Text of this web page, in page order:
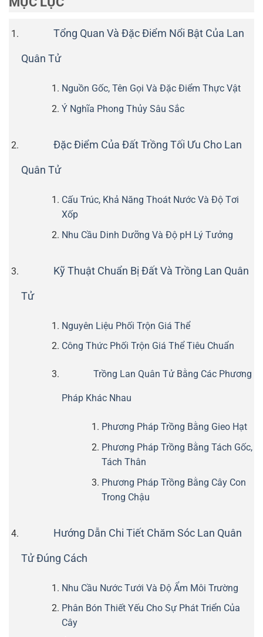
Tổng Quan Và Đặc Điểm Nổi Bật Của Lan
Quân Tử
Nguồn Gốc, Tên Gọi Và Đặc Điểm Thực Vật
Ý Nghĩa Phong Thủy Sâu Sắc
Đặc Điểm Của Đất Trồng Tối Ưu Cho Lan
Quân Tử
Cấu Trúc, Khả Năng Thoát Nước Và Độ Tơi
Xốp
Nhu Cầu Dinh Dưỡng Và Độ pH Lý Tưởng
Kỹ Thuật Chuẩn Bị Đất Và Trồng Lan Quân
Tử
Nguyên Liệu Phối Trộn Giá Thể
Công Thức Phối Trộn Giá Thể Tiêu Chuẩn
Trồng Lan Quân Tử Bằng Các Phương
Pháp Khác Nhau
Phương Pháp Trồng Bằng Gieo Hạt
Phương Pháp Trồng Bằng Tách Gốc,
Tách Thân
Phương Pháp Trồng Bằng Cây Con
Trong Chậu
Hướng Dẫn Chi Tiết Chăm Sóc Lan Quân
Tử Đúng Cách
Nhu Cầu Nước Tưới Và Độ Ẩm Môi Trường
Phân Bón Thiết Yếu Cho Sự Phát Triển Của
Cây